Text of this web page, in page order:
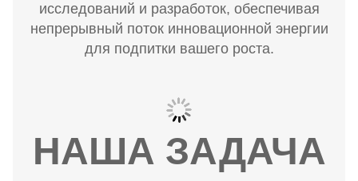
исследований и разработок, обеспечивая
непрерывный поток инновационной энергии
для подпитки вашего роста.
НАША ЗАДАЧА